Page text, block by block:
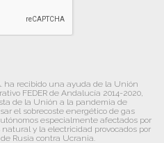
ha recibido una ayuda de la Unión
FEDER de Andalucía 2014-2020,
de la Unión a la pandemia de
el sobrecoste energético de gas
especialmente afectados por
y la electricidad provocados por
Rusia contra Ucrania.